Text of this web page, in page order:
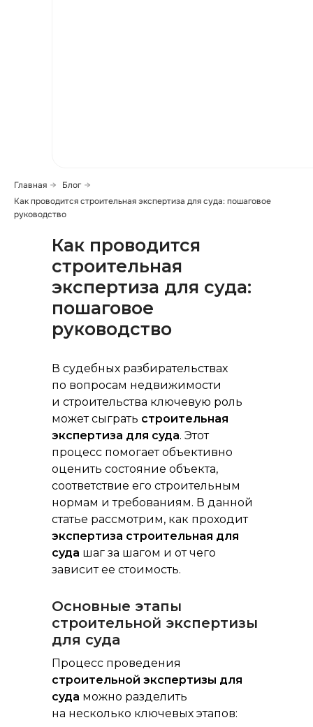
Главная → Блог →
Как проводится строительная экспертиза для суда: пошаговое
руководство
Как проводится
строительная
экспертиза для суда:
пошаговое
руководство
В судебных разбирательствах
по вопросам недвижимости
и строительства ключевую роль
может сыграть строительная
экспертиза для суда. Этот
процесс помогает объективно
оценить состояние объекта,
соответствие его строительным
нормам и требованиям. В данной
статье рассмотрим, как проходит
экспертиза строительная для
суда шаг за шагом и от чего
зависит ее стоимость.
Основные этапы
строительной экспертизы
для суда
Процесс проведения
строительной экспертизы для
суда можно разделить
на несколько ключевых этапов:
сообщение